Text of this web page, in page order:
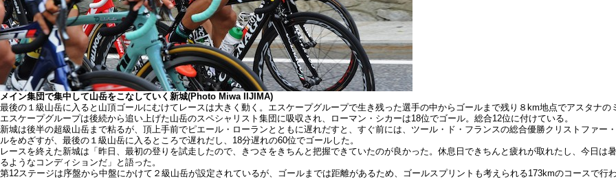
メイン集団で集中して山岳をこなしていく新城(Photo Miwa IIJIMA)
最後の１級山岳に入ると山頂ゴールにむけてレースは大きく動く。エスケープグループで生き残った選手の中からゴールまで残り８km地点でアスタナ
エスケープグループは後続から追い上げた山岳のスペシャリスト集団に吸収され、ローマン・シカーは18位でゴール。総合12位に付けている。
新城は後半の超級山岳まで粘るが、頂上手前でピエール・ローランとともに遅れだすと、すぐ前には、ツール・ド・フランスの総合優勝クリストファ
ルをめざすが、最後の１級山岳に入るところで遅れだし、18分遅れの60位でゴールした。
レースを終えた新城は「昨日、最初の登りを試走したので、きつさをきちんと把握できていたのが良かった。休息日できちんと疲れが取れたし、今日
るようなコンディションだ」と語った。
第12ステージは序盤から中盤にかけて２級山岳が設定されているが、ゴールまでは距離があるため、ゴールスプリントも考えられる173kmのコースで行